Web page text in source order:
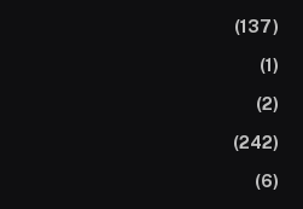
(137)
(1)
(2)
(242)
(6)